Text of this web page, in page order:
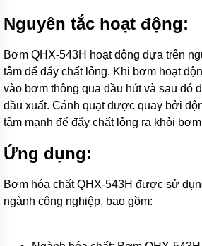
khớp
từ
Máy
bơm
dầu
kiểu
bánh
răng
dùng
cơ
khí
kín
Nguyên tắc hoạt động:
Bơm QHX-543H hoạt động dựa trên
tâm để đẩy chất lỏng. Khi bơm hoạt
vào bơm thông qua đầu hút và sau đó
đầu xuất. Cánh quạt được quay bởi
tâm mạnh để đẩy chất lỏng ra khỏi
Ứng dụng:
Bơm hóa chất QHX-543H được sử
ngành công nghiệp, bao gồm: